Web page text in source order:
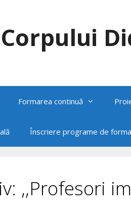
Formarea continuă
Înscriere programe de
,,Profesori